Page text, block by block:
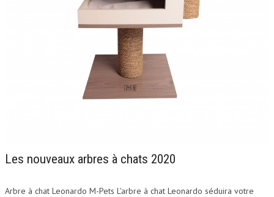
Les nouveaux arbres à chats 2020
Arbre à chat Leonardo M-Pets L'arbre à chat Leonardo séduira votre